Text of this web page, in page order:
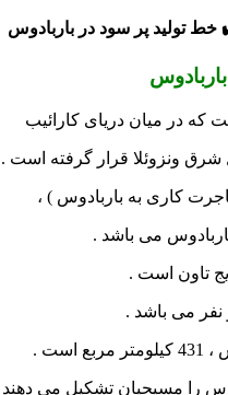
خط تولید پر سود در باربادوس
که در میان دریای کارائیب
ونزوئلا قرار گرفته است .
کاری به باربادوس ) ،
می باشد .
تاون است .
.